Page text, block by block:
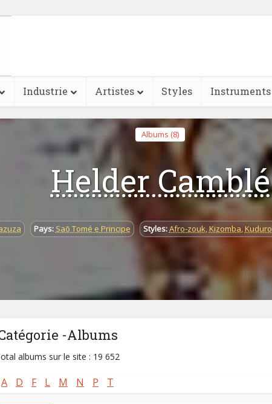
Industrie Artistes Styles Instruments
Albums (8)
Helder Camblé
Pays: Saõ Tomé e Principe Styles:Afro-zouk,Kizomba, Kuduro
-Albums
albums sur le site : 19 652
A D F L M N P T